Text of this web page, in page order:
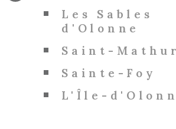
Les Sables
d'Olonne
Saint-
Sainte-Foy
L'Île-